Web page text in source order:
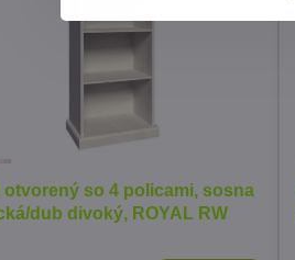
otvorený so 4 policami, sosna
dub divoký, ROYAL RW